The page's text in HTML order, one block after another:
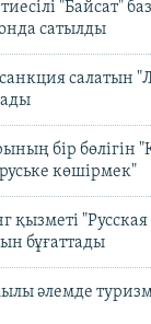
"Байсат"
сатылды
салатын
бір бөлігін
көшірмек"
қызметі
бұғаттады
әлемде